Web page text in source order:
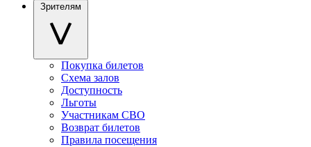
Зрителям
Покупка билетов
Схема залов
Доступность
Льготы
Участникам СВО
Возврат билетов
Правила посещения